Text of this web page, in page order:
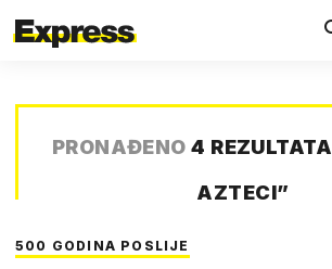
PRONAĐENO 4 REZULTATA
AZTECI”
500 GODINA POSLIJE